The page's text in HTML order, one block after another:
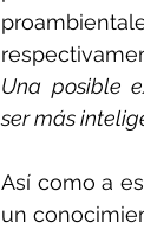
Una posible
ser más
Así como a
un